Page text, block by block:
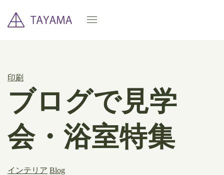
印刷
ブログで見学
会・浴室特集
インテリア Blog